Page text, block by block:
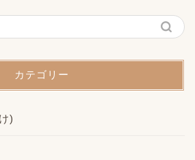
カテゴリー
)